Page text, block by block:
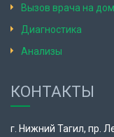
Вызов врача на дом
Диагностика
Анализы
КОНТАКТЫ
г. Нижний Тагил, пр.